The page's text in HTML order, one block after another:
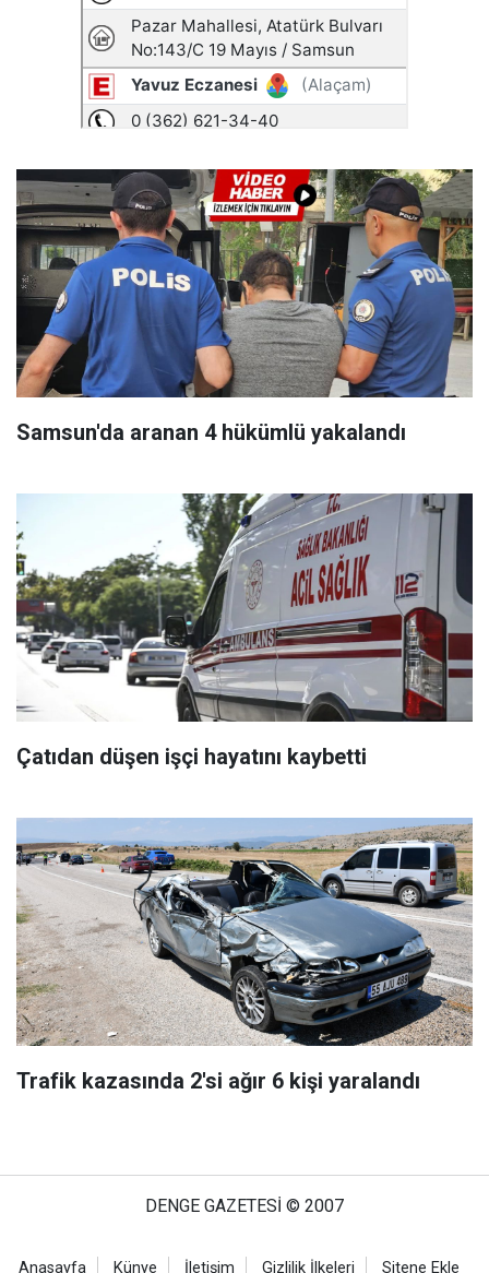
Samsun'da aranan 4 hükümlü yakalandı
Çatıdan düşen işçi hayatını kaybetti
Trafik kazasında 2'si ağır 6 kişi yaralandı
DENGE GAZETESİ © 2007
Anasayfa Künye İletişim Gizlilik İlkeleri Sitene Ekle